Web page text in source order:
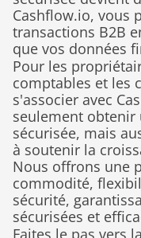
Cashflow.io, vous
transactions B2B
que vos données
Pour les
comptables et les
s'associer avec
seulement obtenir
sécurisée, mais
à soutenir la
Nous offrons une
commodité,
sécurité,
sécurisées et
Faites le pas vers